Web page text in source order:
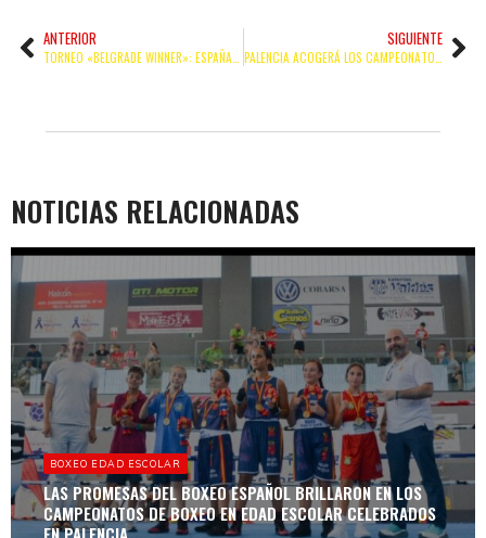
ANTERIOR
TORNEO «BELGRADE WINNER»: ESPAÑA LOGRA UNA MEDALLA DE ORO Y DOS DE BRONCE
SIGUIENTE
PALENCIA ACOGERÁ LOS CAMPEONATOS DE ESPAÑA DE EDAD ESCOLAR
NOTICIAS RELACIONADAS
BOXEO EDAD ESCOLAR
LAS PROMESAS DEL BOXEO ESPAÑOL BRILLARON EN LOS
CAMPEONATOS DE BOXEO EN EDAD ESCOLAR CELEBRADOS